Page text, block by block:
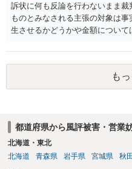
訴状に何も反論を行わないまま
ものとみなされる主張の対象は
生させるかどうかや金額につい
いは判決の額が0円となることも
も
都道府県から風評被害・営業
北海道・東北
北海道
青森県 岩手県 宮城県 秋